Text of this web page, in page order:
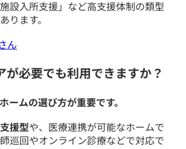
設入所支援」など高支援体制の類型
ります。
ん
が必要でも利用できますか？
ームの選び方が重要です。
援型や、医療連携が可能なホームで
巡回やオンライン診療などで対応で